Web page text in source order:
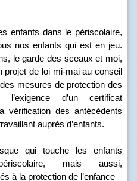
enfants dans le périscolaire,
nos enfants qui est en jeu.
le garde des sceaux et moi,
projet de loi mi-mai au conseil
mesures de protection des
d’un certificat
vérification des antécédents
auprès d’enfants.
qui touche les enfants
mais aussi,
à la protection de l’enfance –